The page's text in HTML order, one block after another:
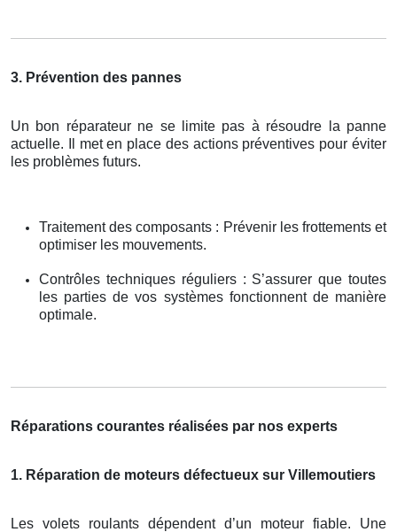
3. Prévention des pannes
Un bon réparateur ne se limite pas à résoudre la panne
actuelle. Il met en place des actions préventives pour éviter
les problèmes futurs.
Traitement des composants : Prévenir les frottements et
optimiser les mouvements.
Contrôles techniques réguliers : S’assurer que toutes
les parties de vos systèmes fonctionnent de manière
optimale.
Réparations courantes réalisées par nos experts
1. Réparation de moteurs défectueux sur Villemoutiers
Les volets roulants dépendent d’un moteur fiable. Une